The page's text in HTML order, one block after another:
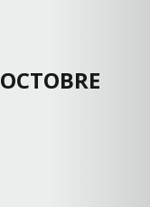
OCTOBRE